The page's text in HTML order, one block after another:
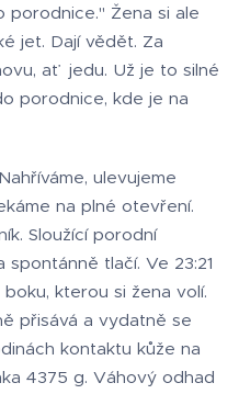
porodnice." Žena si ale
jet. Dají vědět. Za
ať jedu. Už je to silné
porodnice, kde je na
ulevujeme
na plné otevření.
Sloužící porodní
spontánně tlačí. Ve 23:21
kterou si žena volí.
přisává a vydatně se
kontaktu kůže na
4375 g. Váhový odhad